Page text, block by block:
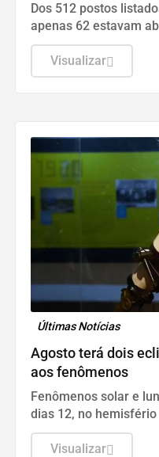
Dos 512 postos
apenas 62 estavam
funcionamento de
segunda a sexta-feira.
Visualizar
Últimas Notícias
Agosto terá dois
aos fenômenos
Fenômenos solar e
dias 12, no
Sul.
Visualizar